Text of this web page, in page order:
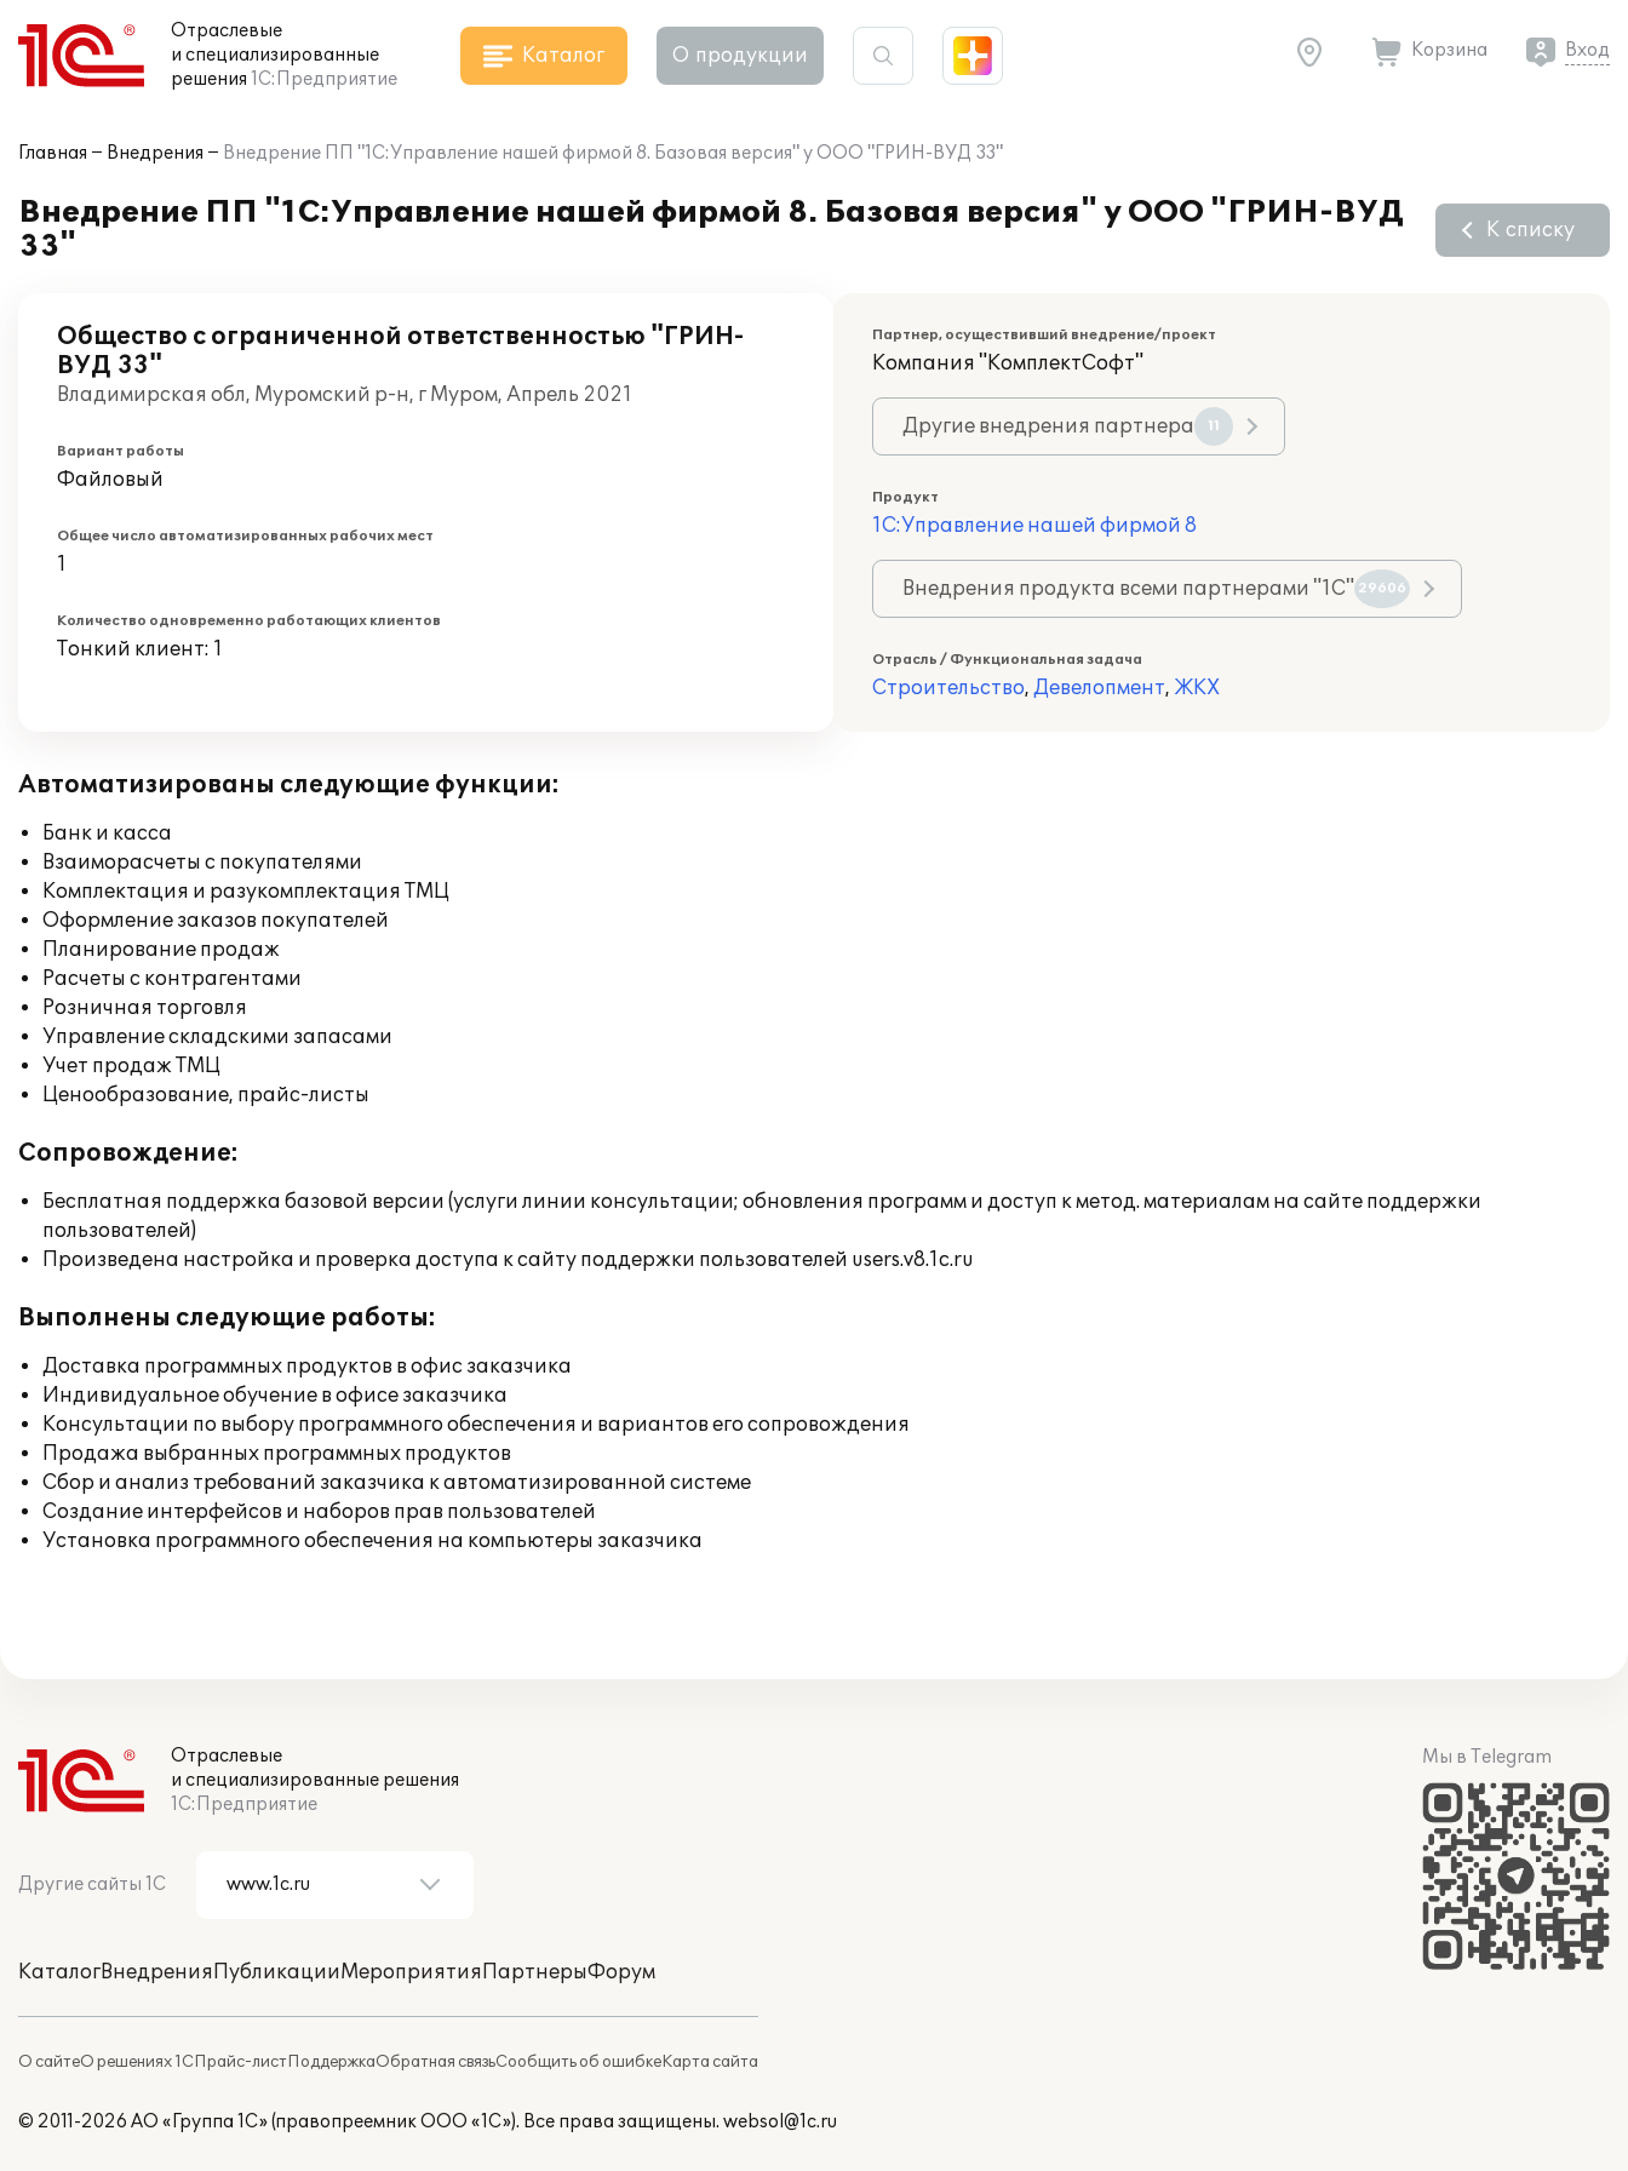
Отраслевые
и специализированные
решения 1С:Предприятие
Каталог О продукции Корзина Вход
Главная Внедрения Внедрение ПП "1С:Управление нашей фирмой 8. Базовая версия" у ООО "ГРИН-ВУД 33"
Внедрение ПП "1С:Управление нашей фирмой 8. Базовая версия" у ООО "ГРИН-ВУД
33"
К списку
Общество с ограниченной ответственностью "ГРИН-
ВУД 33"
Владимирская обл, Муромский р-н, г Муром, Апрель 2021
Вариант работы
Файловый
Общее число автоматизированных рабочих мест
1
Количество одновременно работающих клиентов
Тонкий клиент: 1
Партнер, осуществивший внедрение/проект
Компания "КомплектСофт"
Другие внедрения партнера 11
Продукт
1С:Управление нашей фирмой 8
Внедрения продукта всеми партнерами "1С" 29606
Отрасль / Функциональная задача
Строительство, Девелопмент, ЖКХ
Автоматизированы следующие функции:
Банк и касса
Взаиморасчеты с покупателями
Комплектация и разукомплектация ТМЦ
Оформление заказов покупателей
Планирование продаж
Расчеты с контрагентами
Розничная торговля
Управление складскими запасами
Учет продаж ТМЦ
Ценообразование, прайс-листы
Сопровождение:
Бесплатная поддержка базовой версии (услуги линии консультации; обновления программ и доступ к метод. материалам на сайте поддержки
пользователей)
Произведена настройка и проверка доступа к сайту поддержки пользователей users.v8.1c.ru
Выполнены следующие работы:
Доставка программных продуктов в офис заказчика
Индивидуальное обучение в офисе заказчика
Консультации по выбору программного обеспечения и вариантов его сопровождения
Продажа выбранных программных продуктов
Сбор и анализ требований заказчика к автоматизированной системе
Создание интерфейсов и наборов прав пользователей
Установка программного обеспечения на компьютеры заказчика
Отраслевые
и специализированные решения
1С:Предприятие
Другие сайты 1С
КаталогВнедренияПубликацииМероприятияПартнерыФорум
О сайтеО решениях 1СПрайс-листПоддержкаОбратная связьСообщить об ошибкеКарта сайта
Мы в Telegram
© 2011-2026 АО «Группа 1С» (правопреемник ООО «1С»). Все права защищены. websol@1c.ru